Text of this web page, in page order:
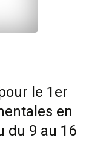
le 1er
en
du 9 au 16